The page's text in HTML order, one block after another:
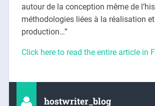
autour de la conception même de
méthodologies liées à la réalisation
production…”
Click here to read the entire article in
hostwriter_blog